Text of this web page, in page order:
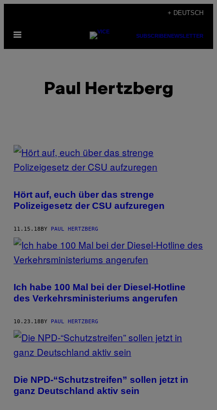
content
+ DEUTSCH
Open
SUBSCRIBENEWSLETTER
Paul Hertzberg
POSTS
BY
THIS
AUTHOR
Hört auf, euch über das strenge
Polizeigesetz der CSU aufzuregen
11.15.18BY PAUL HERTZBERG
Ich habe 100 Mal bei der Diesel-Hotline
des Verkehrsministeriums angerufen
10.23.18BY PAUL HERTZBERG
Die NPD-“Schutzstreifen” sollen jetzt in
ganz Deutschland aktiv sein